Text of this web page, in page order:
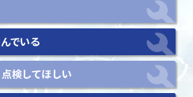
でいる
検してほしい